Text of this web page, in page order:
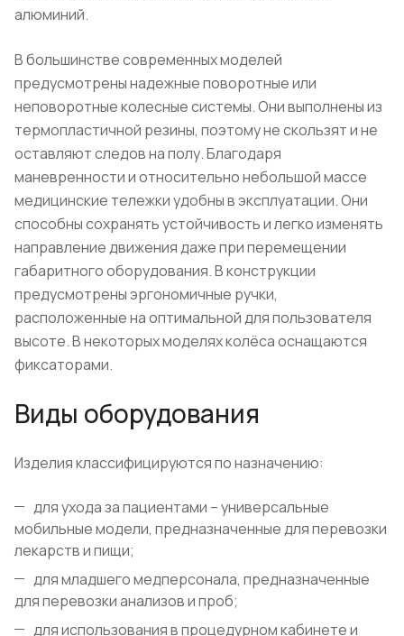
алюминий.
В большинстве современных моделей
предусмотрены надежные поворотные или
неповоротные колесные системы. Они выполнены из
термопластичной резины, поэтому не скользят и не
оставляют следов на полу. Благодаря
маневренности и относительно небольшой массе
медицинские тележки удобны в эксплуатации. Они
способны сохранять устойчивость и легко изменять
направление движения даже при перемещении
габаритного оборудования. В конструкции
предусмотрены эргономичные ручки,
расположенные на оптимальной для пользователя
высоте. В некоторых моделях колёса оснащаются
фиксаторами.
Виды оборудования
Изделия классифицируются по назначению:
для ухода за пациентами – универсальные
мобильные модели, предназначенные для перевозки
лекарств и пищи;
для младшего медперсонала, предназначенные
для перевозки анализов и проб;
для использования в процедурном кабинете и